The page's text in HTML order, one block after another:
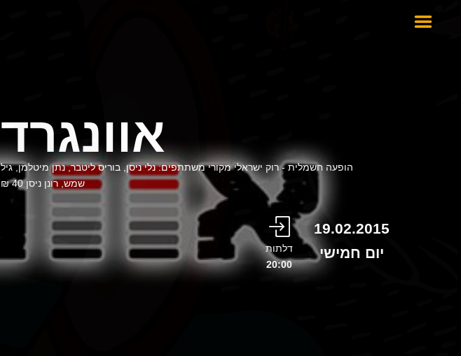
אוונגרד
הופעה חשמלית - רוק ישראלי מקורי משתתפים: נלי ניסן, בוריס ליטבר, נתן מיטלמן, גיל
שמש, רונן ניסן 40 ₪
19.02.2015
יום חמישי
דלתות
20:00